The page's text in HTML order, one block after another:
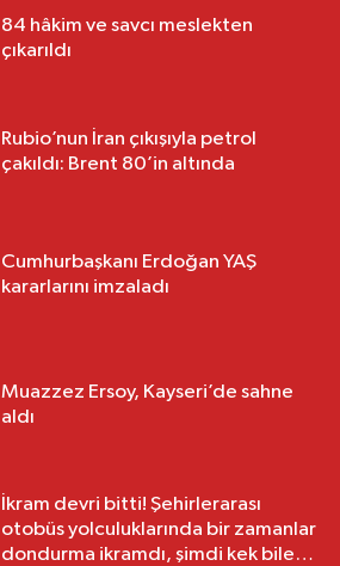
84 hâkim ve savcı meslekten
çıkarıldı
Rubio’nun İran çıkışıyla petrol
çakıldı: Brent 80’in altında
Cumhurbaşkanı Erdoğan YAŞ
kararlarını imzaladı
Muazzez Ersoy, Kayseri’de sahne
aldı
İkram devri bitti! Şehirlerarası
otobüs yolculuklarında bir zamanlar
dondurma ikramdı, şimdi kek bile